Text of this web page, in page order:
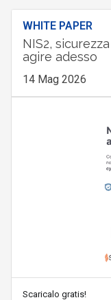
WHITE PAPER
NIS2,
agire adesso
14 Mag 2026
Scaricalo gratis!